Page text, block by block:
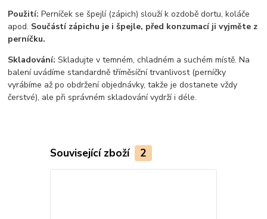
Použití:Perníček se špejlí (zápich) slouží k ozdobě dortu, koláče
apod. Součástí zápichu je i špejle, před konzumací ji vyjměte z
perníčku.
Skladování: Skladujte v temném, chladném a suchém místě. Na
balení uvádíme standardně tříměsíční trvanlivost (perníčky
vyrábíme až po obdržení objednávky, takže je dostanete vždy
čerstvé), ale při správném skladování vydrží i déle.
Související zboží 2